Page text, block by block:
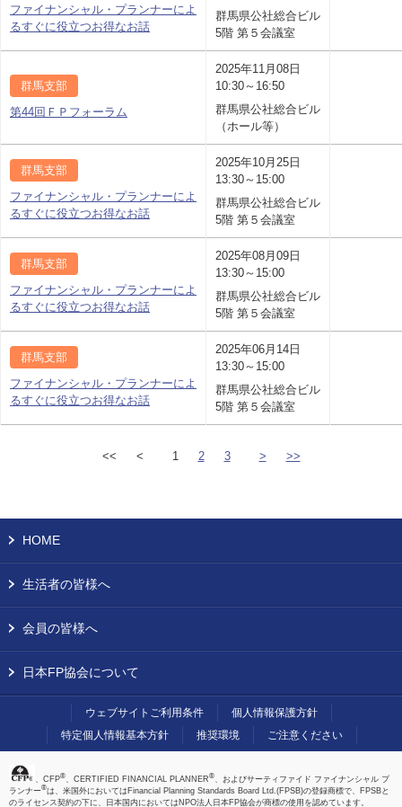
ファイナンシャル・プランナーによ
るすぐに役立つお得なお話
群馬県公社総合ビル
5階 第５会議室
群馬支部
第44回ＦＰフォーラム
2025年11月08日
10:30～16:50
群馬県公社総合ビル
（ホール等）
群馬支部
ファイナンシャル・プランナーによ
るすぐに役立つお得なお話
2025年10月25日
13:30～15:00
群馬県公社総合ビル
5階 第５会議室
群馬支部
ファイナンシャル・プランナーによ
るすぐに役立つお得なお話
2025年08月09日
13:30～15:00
群馬県公社総合ビル
5階 第５会議室
群馬支部
ファイナンシャル・プランナーによ
るすぐに役立つお得なお話
2025年06月14日
13:30～15:00
群馬県公社総合ビル
5階 第５会議室
<< < 1 2 3 > >>
HOME
生活者の皆様へ
会員の皆様へ
日本FP協会について
ウェブサイトご利用条件
個人情報保護方針
特定個人情報基本方針
推奨環境 ご注意ください
、CFP®、CERTIFIED FINANCIAL PLANNER®、およびサーティファイド ファイナンシャル プ
ランナー®は、米国外においてはFinancial Planning Standards Board Ltd.(FPSB)の登録商標で、FPSBと
のライセンス契約の下に、日本国内においてはNPO法人日本FP協会が商標の使用を認めています。